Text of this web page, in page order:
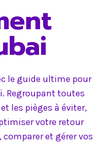
le guide ultime pour
Regroupant toutes
les pièges à éviter,
votre retour
et gérer vos